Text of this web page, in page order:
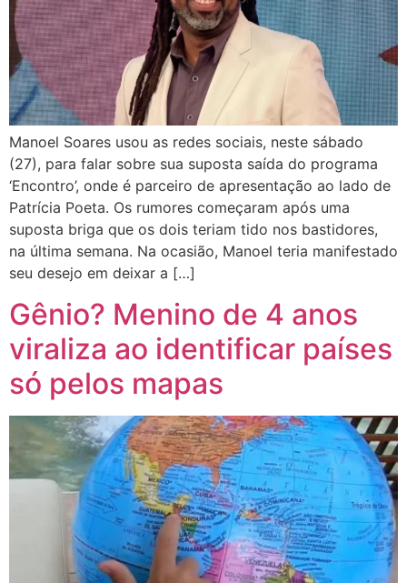
Manoel Soares usou as redes sociais, neste sábado
(27), para falar sobre sua suposta saída do programa
‘Encontro’, onde é parceiro de apresentação ao lado de
Patrícia Poeta. Os rumores começaram após uma
suposta briga que os dois teriam tido nos bastidores,
na última semana. Na ocasião, Manoel teria manifestado
seu desejo em deixar a […]
Gênio? Menino de 4 anos
viraliza ao identificar países
só pelos mapas